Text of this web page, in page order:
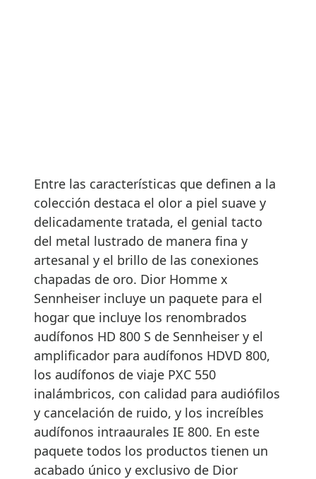
Entre las características que definen a la
colección destaca el olor a piel suave y
delicadamente tratada, el genial tacto
del metal lustrado de manera fina y
artesanal y el brillo de las conexiones
chapadas de oro. Dior Homme x
Sennheiser incluye un paquete para el
hogar que incluye los renombrados
audífonos HD 800 S de Sennheiser y el
amplificador para audífonos HDVD 800,
los audífonos de viaje PXC 550
inalámbricos, con calidad para audiófilos
y cancelación de ruido, y los increíbles
audífonos intraaurales IE 800. En este
paquete todos los productos tienen un
acabado único y exclusivo de Dior